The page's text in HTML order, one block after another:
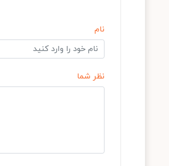
نام
نظر شما